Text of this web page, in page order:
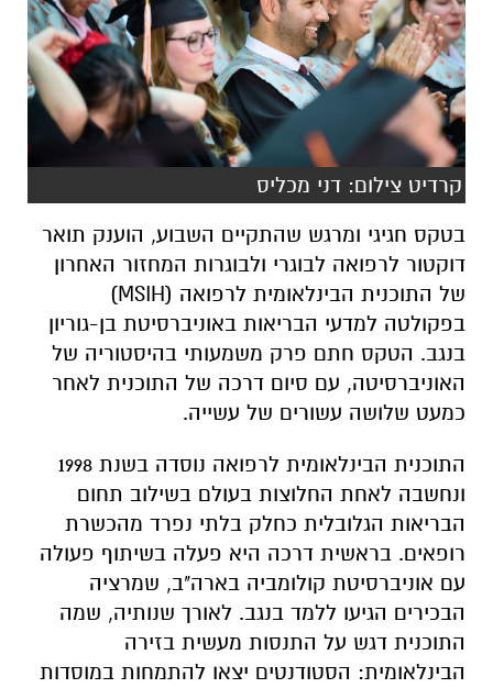
קרדיט צילום: דני מכליס
בטקס חגיגי ומרגש שהתקיים השבוע, הוענק תואר
דוקטור לרפואה לבוגרי ולבוגרות המחזור האחרון
של התוכנית הבינלאומית לרפואה (MSIH)
בפקולטה למדעי הבריאות באוניברסיטת בן-גוריון
בנגב. הטקס חתם פרק משמעותי בהיסטוריה של
האוניברסיטה, עם סיום דרכה של התוכנית לאחר
כמעט שלושה עשורים של עשייה.
התוכנית הבינלאומית לרפואה נוסדה בשנת 1998
ונחשבה לאחת החלוצות בעולם בשילוב תחום
הבריאות הגלובלית כחלק בלתי נפרד מהכשרת
רופאים. בראשית דרכה היא פעלה בשיתוף פעולה
עם אוניברסיטת קולומביה בארה"ב, שמרציה
הבכירים הגיעו ללמד בנגב. לאורך שנותיה, שמה
התוכנית דגש על התנסות מעשית בזירה
הבינלאומית: הסטודנטים יצאו להתמחות במוסדות